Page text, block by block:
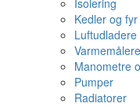
Isolering
Kedler og fyr
Luftudladere
Varmemålere
Manometre
Pumper
Radiatorer